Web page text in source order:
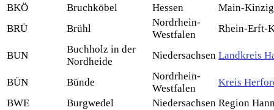
BKÖ
Bruchköbel Hessen
Main-
BRÜ
Brühl
Nordrhein-
Westfalen
Rhein-Erft-
BUN
Buchholz in der
Nordheide
Niedersachsen Landkreis
BÜN Bünde
Nordrhein-
Westfalen
Kreis
BWE
Burgwedel Niedersachsen Region